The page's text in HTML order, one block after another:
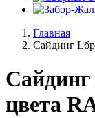
Главная
Сайдинг
цвета